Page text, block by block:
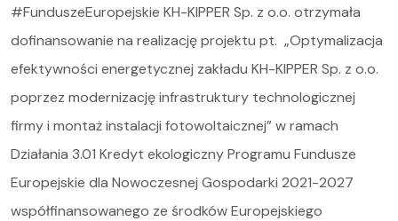
#FunduszeEuropejskie KH-KIPPER Sp. z o.o. otrzymała
dofinansowanie na realizację projektu pt. „Optymalizacja
efektywności energetycznej zakładu KH-KIPPER Sp. z o.o.
poprzez modernizację infrastruktury technologicznej
firmy i montaż instalacji fotowoltaicznej” w ramach
Działania 3.01 Kredyt ekologiczny Programu Fundusze
Europejskie dla Nowoczesnej Gospodarki 2021-2027
współfinansowanego ze środków Europejskiego